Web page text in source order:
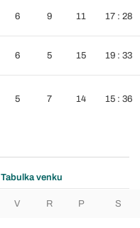
6 9 11 17 : 28
6 5 15 19 : 33
5 7 14 15 : 36
Tabulka venku
V R P S